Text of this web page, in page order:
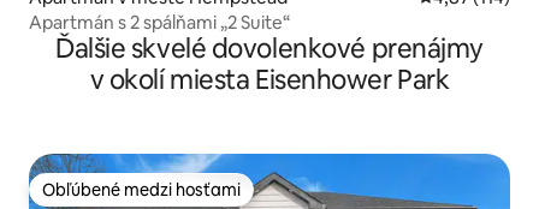
Apartmán s 2 spálňami „2 Suite“
Ďalšie skvelé dovolenkové prenájmy
v okolí miesta Eisenhower Park
Obľúbené medzi hosťami
Obľúbené medzi hosťami